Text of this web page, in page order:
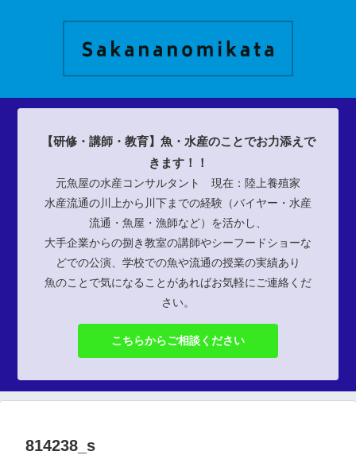
【研修・講師・教育】魚・水産のことでお力添えで
きます！！
元魚屋の水産コンサルタント 現在：陸上養殖家
水産流通の川上から川下までの経験（バイヤー・水産
流通・魚屋・漁師など）を活かし、
大手企業からの捌き教室の講師やシーフードショーな
どでの公演、学校での魚や流通の授業の実績あり
魚のことで気になることがあればお気軽にご連絡くだ
さい。
こちらからご相談ください
814238_s